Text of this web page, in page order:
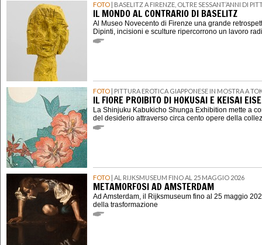
FOTO | BASELITZ A FIRENZE, OLTRE SESSANT’ANNI DI
IL MONDO AL CONTRARIO DI BASELITZ
Al Museo Novecento di Firenze una grande
Dipinti, incisioni e sculture ripercorrono un lavoro
FOTO | PITTURA EROTICA GIAPPONESE IN MOSTRA A
IL FIORE PROIBITO DI HOKUSAI E KEISAI
La Shinjuku Kabukicho Shunga Exhibition mette a
del desiderio attraverso circa cento opere della
FOTO | AL RIJKSMUSEUM FINO AL 25 MAGGIO 2026
METAMORFOSI AD AMSTERDAM
Ad Amsterdam, il Rijksmuseum fino al 25 maggio
della trasformazione